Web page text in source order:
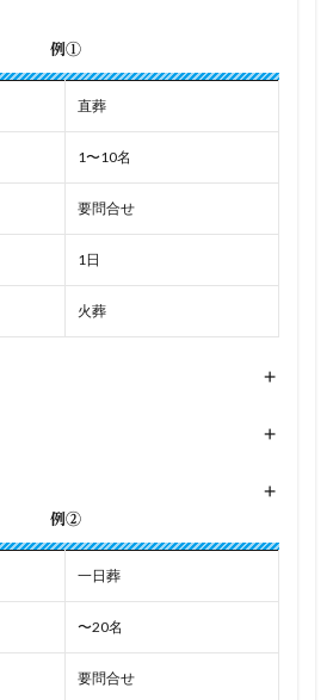
例①
直葬
1〜10名
要問合せ
1日
火葬
+
+
+
例②
一日葬
〜20名
要問合せ